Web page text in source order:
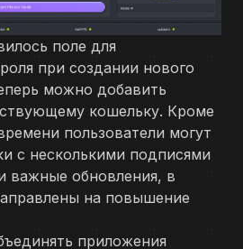
поле для
при создании нового
можно добавить
кошельку. Кроме
пользователи могут
с несколькими подписями
важные обновления, в
на повышение
приложения